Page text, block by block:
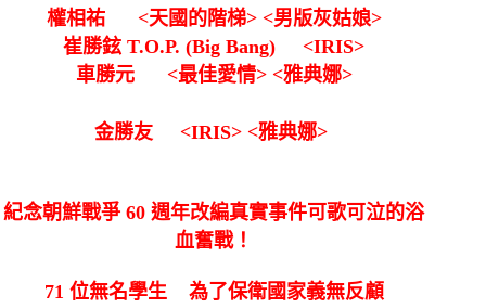
權相祐<天國的階梯> <男版灰姑娘>
崔勝鉉 T.O.P. (Big Bang) <IRIS>
車勝元<最佳愛情> <雅典娜>
金勝友 <IRIS> <雅典娜>
紀念朝鮮戰爭 60 週年改編真實事件可歌可泣的浴
血奮戰！
71 位無名學生 為了保衛國家義無反顧